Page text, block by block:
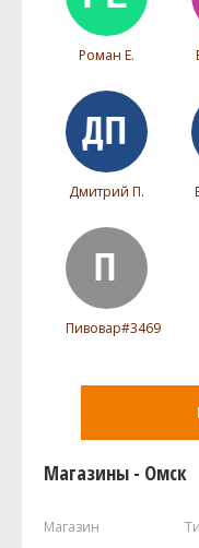
Роман Е.
Дмитрий П.
Пивовар#3469
Магазины - Омск
Магазин